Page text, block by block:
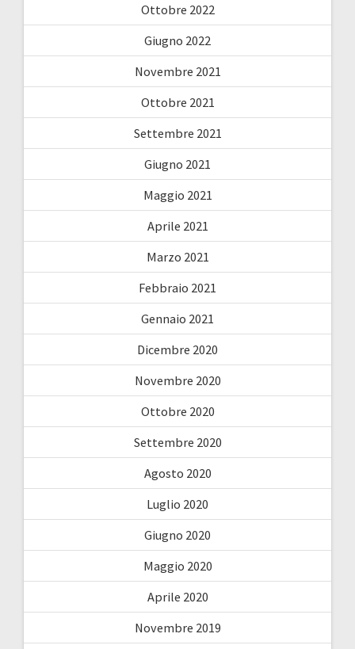
Ottobre 2022
Giugno 2022
Novembre 2021
Ottobre 2021
Settembre 2021
Giugno 2021
Maggio 2021
Aprile 2021
Marzo 2021
Febbraio 2021
Gennaio 2021
Dicembre 2020
Novembre 2020
Ottobre 2020
Settembre 2020
Agosto 2020
Luglio 2020
Giugno 2020
Maggio 2020
Aprile 2020
Novembre 2019